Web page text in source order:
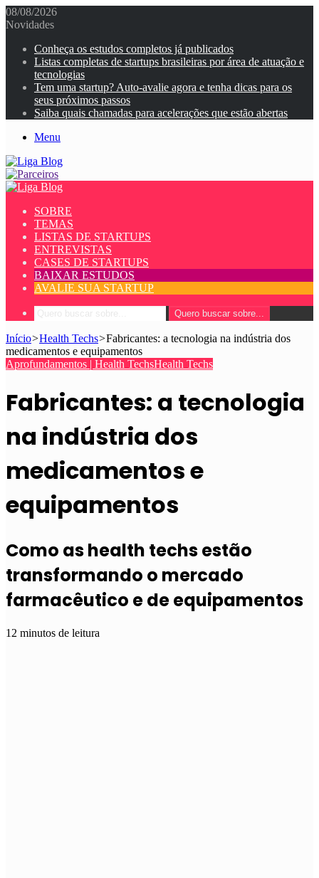
08/08/2026
Novidades
Conheça os estudos completos já publicados
Listas completas de startups brasileiras por área de atuação e
tecnologias
Tem uma startup? Auto-avalie agora e tenha dicas para os
seus próximos passos
Saiba quais chamadas para acelerações que estão abertas
Menu
SOBRE
TEMAS
LISTAS DE STARTUPS
ENTREVISTAS
CASES DE STARTUPS
BAIXAR ESTUDOS
AVALIE SUA STARTUP
Quero buscar sobre...
Início>Health Techs>Fabricantes: a tecnologia na indústria dos
medicamentos e equipamentos
Aprofundamentos | Health TechsHealth Techs
Fabricantes: a tecnologia
na indústria dos
medicamentos e
equipamentos
Como as health techs estão
transformando o mercado
farmacêutico e de equipamentos
12 minutos de leitura